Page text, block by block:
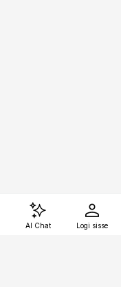
AI Chat Logi sisse